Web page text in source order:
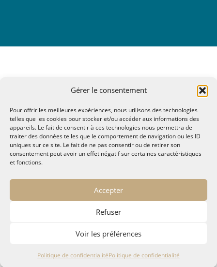
Gérer le consentement
Pour offrir les meilleures expériences, nous utilisons des technologies
telles que les cookies pour stocker et/ou accéder aux informations des
appareils. Le fait de consentir à ces technologies nous permettra de
traiter des données telles que le comportement de navigation ou les ID
uniques sur ce site. Le fait de ne pas consentir ou de retirer son
consentement peut avoir un effet négatif sur certaines caractéristiques
et fonctions.
Accepter
Refuser
Voir les préférences
Politique de confidentialitéPolitique de confidentialité
© MALTAE, Mémoire A Lire, Territoire A l'Ecoute / 1995-
2025
32, chemin Saint Lazare - Hyères 83400
maltae2(arobase)gmail.com